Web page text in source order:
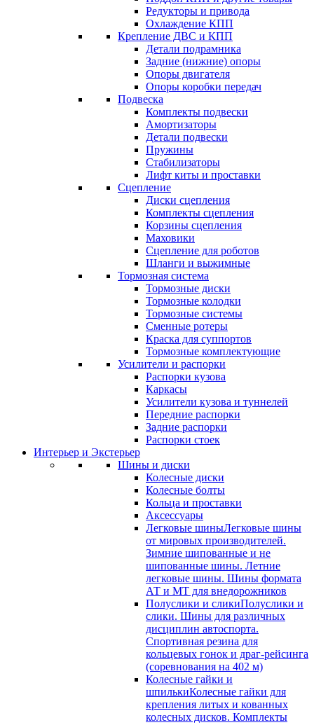
Редукторы и привода
Охлаждение КПП
Крепление ДВС и КПП
Детали подрамника
Задние (нижние) опоры
Опоры двигателя
Опоры коробки передач
Подвеска
Комплекты подвески
Амортизаторы
Детали подвески
Пружины
Стабилизаторы
Лифт киты и проставки
Сцепление
Диски сцепления
Комплекты сцепления
Корзины сцепления
Маховики
Сцепление для роботов
Шланги и выжимные
Тормозная система
Тормозные диски
Тормозные колодки
Тормозные системы
Сменные ротеры
Краска для суппортов
Тормозные комплектующие
Усилители и распорки
Распорки кузова
Каркасы
Усилители кузова и туннелей
Передние распорки
Задние распорки
Распорки стоек
Интерьер и Экстерьер
Шины и диски
Колесные диски
Колесные болты
Кольца и проставки
Аксессуары
Легковые шиныЛегковые шины
от мировых производителей.
Зимние шипованные и не
шипованные шины. Летние
легковые шины. Шины формата
АТ и МТ для внедорожников
Полуслики и сликиПолуслики и
слики. Шины для различных
дисциплин автоспорта.
Спортивная резина для
кольцевых гонок и драг-рейсинга
(соревнования на 402 м)
Колесные гайки и
шпилькиКолесные гайки для
крепления литых и кованных
колесных дисков. Комплекты